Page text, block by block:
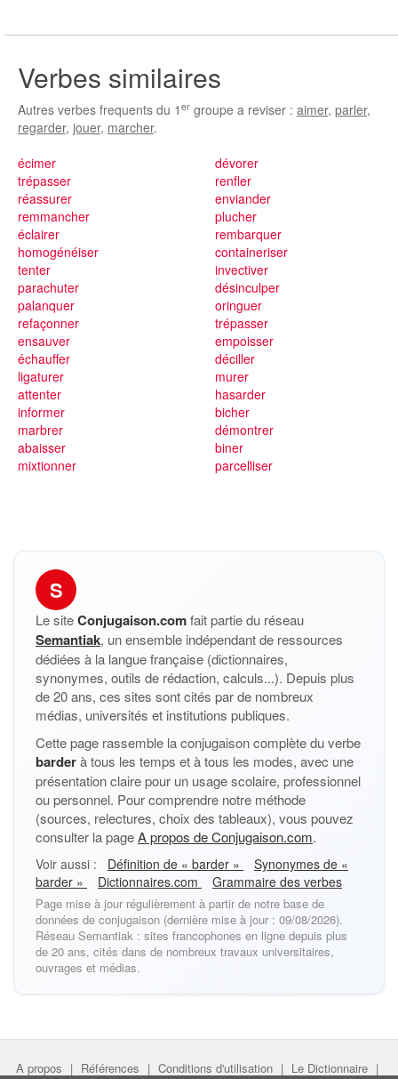
Verbes similaires
Autres verbes frequents du 1 er groupe a reviser : aimer, parler,
regarder, jouer, marcher.
écimer
trépasser
réassurer
remmancher
éclairer
homogénéiser
tenter
parachuter
palanquer
dévorer
renfler
enviander
plucher
rembarquer
containeriser
invectiver
désinculper
oringuer
refaçonner
ensauver
échauffer
ligaturer
attenter
informer
marbrer
abaisser
mixtionner
trépasser
empoisser
déciller
murer
hasarder
bicher
démontrer
biner
parcelliser
S
Le siteConjugaison.comfait partie du réseau
Semantiak, un ensemble indépendant de ressources
dédiées à la langue française (dictionnaires,
synonymes, outils de rédaction, calculs...). Depuis plus
de 20 ans, ces sites sont cités par de nombreux
médias, universités et institutions publiques.
Cette page rassemble la conjugaison complète du verbe
barderà tous les temps et à tous les modes, avec une
présentation claire pour un usage scolaire, professionnel
ou personnel. Pour comprendre notre méthode
(sources, relectures, choix des tableaux), vous pouvez
consulter la pageA propos de Conjugaison.com.
Voir aussi : Définition de « barder »
Synonymes de «
barder »
Dictionnaires.com Grammaire des verbes
Page mise à jour régulièrement à partir de notre base de
données de conjugaison (dernière mise à jour : 09/08/2026).
Réseau Semantiak : sites francophones en ligne depuis plus
de 20 ans, cités dans de nombreux travaux universitaires,
ouvrages et médias.
A propos | Références | Conditions d'utilisation | Le Dictionnaire |